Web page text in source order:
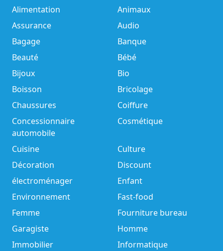
Alimentation
Animaux
Assurance
Audio
Bagage
Banque
Beauté
Bébé
Bijoux
Bio
Boisson
Bricolage
Chaussures
Coiffure
Concessionnaire
automobile
Cosmétique
Cuisine
Culture
Décoration
Discount
électroménager
Enfant
Environnement
Fast-food
Femme
Fourniture bureau
Garagiste
Homme
Immobilier
Informatique